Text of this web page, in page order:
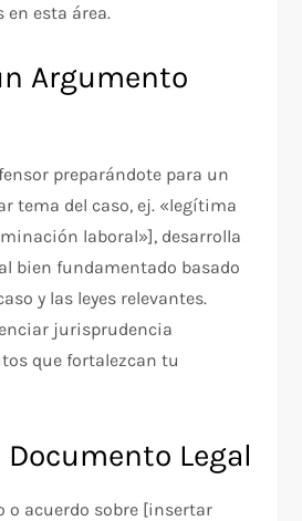
en esta área.
Argumento
preparándote para un
tema del caso, ej. «legítima
laboral»], desarrolla
bien fundamentado basado
y las leyes relevantes.
jurisprudencia
que fortalezcan tu
Legal
o acuerdo sobre [insertar